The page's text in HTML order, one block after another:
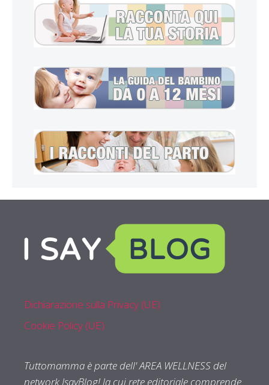
Dichiarazione sulla Privacy (UE)
Cookie Policy (UE)
Tuttomamma è parte dell' AREA WELLNESS del
network IsayBlog! la cui rete editoriale comprende